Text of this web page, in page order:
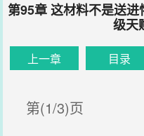
第95章 这材料不是送
级天
上一章 目录
第(1/3)页